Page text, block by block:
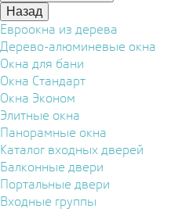
Назад
Евроокна из дерева
Дерево-алюминевые окна
Окна для бани
Окна Стандарт
Окна Эконом
Элитные окна
Панорамные окна
Каталог входных дверей
Балконные двери
Портальные двери
Входные группы